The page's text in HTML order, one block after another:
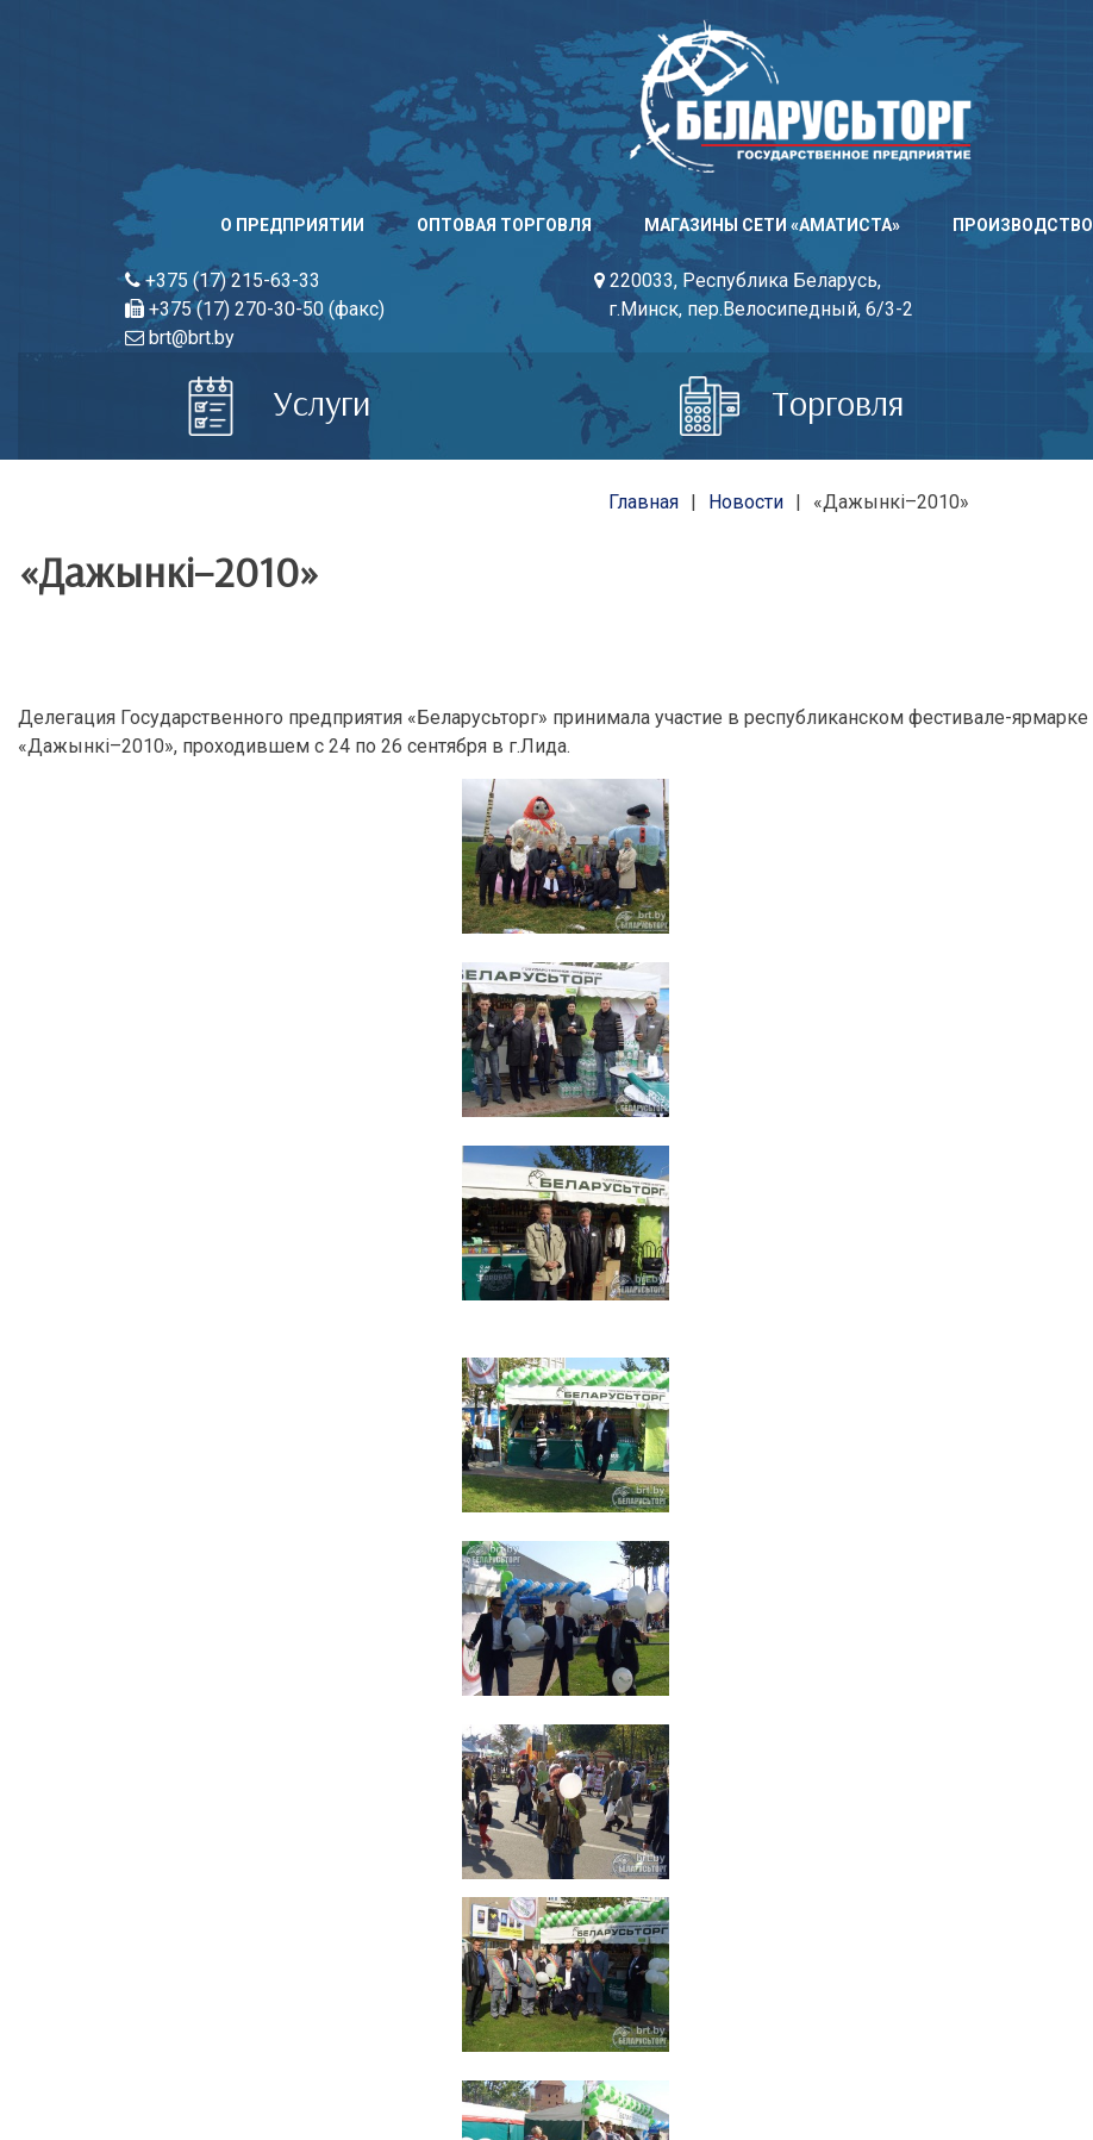
О ПРЕДПРИЯТИИ ОПТОВАЯ ТОРГОВЛЯ МАГАЗИНЫ СЕТИ «АМАТИСТА» ПРОИЗВОДСТВО
+375 (17) 215-63-33
+375 (17) 270-30-50 (факс)
brt@brt.by
220033, Республика Беларусь,
г.Минск, пер.Велосипедный, 6/3-2
Услуги Торговля
Главная Новости «Дажынкi–2010»
«Дажынкi–2010»
Делегация Государственного предприятия «Беларусьторг» принимала участие в республиканском фестивале-ярмарке
«Дажынкi–2010», проходившем с 24 по 26 сентября в г.Лида.